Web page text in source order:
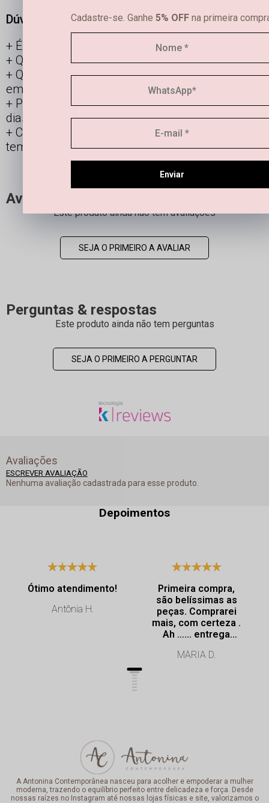
Dúvidas frequentes
É possível limpar joias femininas em casa?
Qual é a diferença entre semijoias e bijuterias?
Qual a durabilidade de uma semi joia banhada
em ouro e prata?
Posso usar os acessórios banhados todos os
dias?
Como manter minha joia linda por mais
tempo?
Avaliações
Este produto ainda não tem avaliações
SEJA O PRIMEIRO A AVALIAR
Perguntas & respostas
Este produto ainda não tem perguntas
SEJA O PRIMEIRO A PERGUNTAR
Avaliações
ESCREVER AVALIAÇÃO
Nenhuma avaliação cadastrada para esse produto.
Depoimentos
Ótimo atendimento!
Antônia H.
Primeira compra,
são belíssimas as
peças. Comprarei
mais, com certeza .
Ah …… entrega
Profissionalismo de
MARIA D.
A Antonina Contemporânea nasceu para acolher e empoderar a mulher
moderna, trazendo o equilíbrio perfeito entre delicadeza e força. Desde
nossas raízes no Instagram até nossas lojas físicas e site, valorizamos o
Cadastre-se. Ganhe 5% OFF na primeira
Enviar